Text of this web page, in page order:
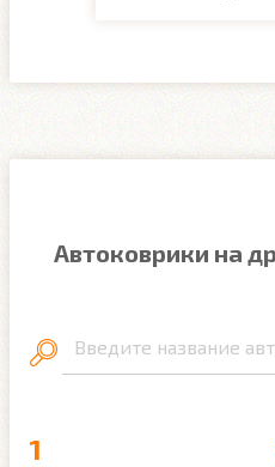
Автоковрики на
Введите название
1